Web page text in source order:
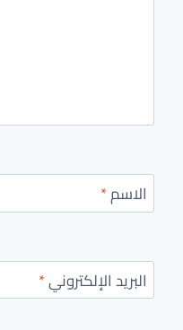
الاسم*
البريد الإلكتروني*